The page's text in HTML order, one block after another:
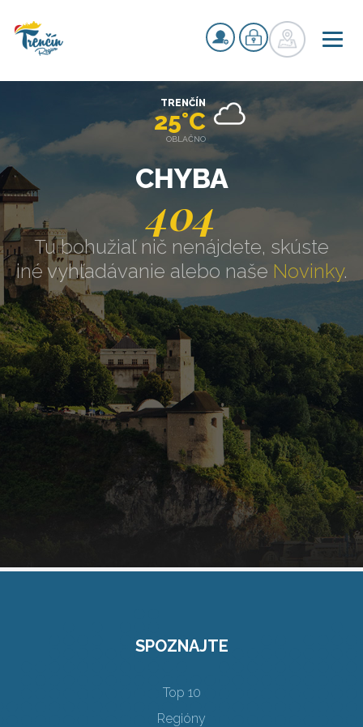
CHYBA
404
Tu bohužiaľ nič nenájdete, skúste
iné vyhľadávanie alebo naše Novinky.
TRENČÍN
25°C
OBLAČNO
SPOZNAJTE
Top 10
Regióny